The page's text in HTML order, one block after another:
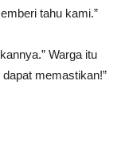
tahu kami.”
Warga itu
memastikan!”